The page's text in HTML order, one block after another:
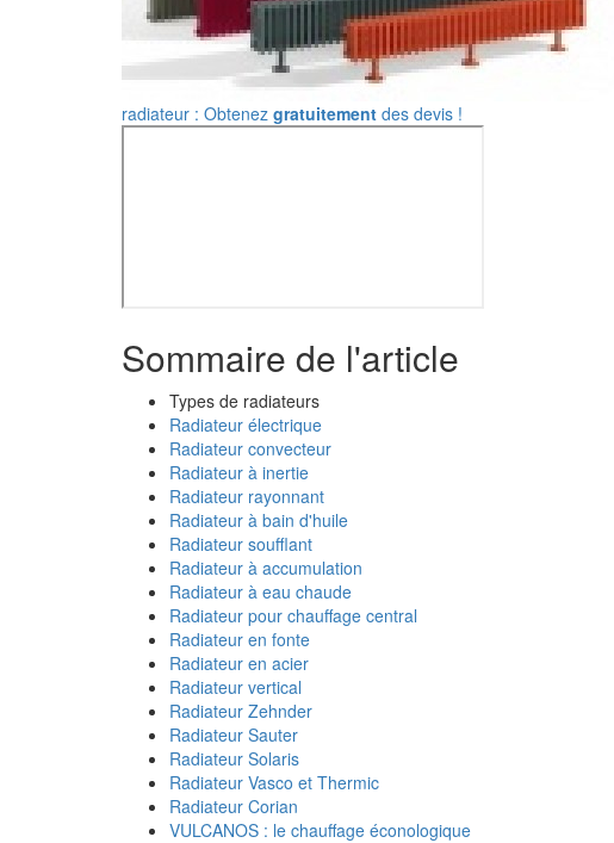
radiateur : Obtenez gratuitement des devis !
Sommaire de l'article
Types de radiateurs
Radiateur électrique
Radiateur convecteur
Radiateur à inertie
Radiateur rayonnant
Radiateur à bain d'huile
Radiateur soufflant
Radiateur à accumulation
Radiateur à eau chaude
Radiateur pour chauffage central
Radiateur en fonte
Radiateur en acier
Radiateur vertical
Radiateur Zehnder
Radiateur Sauter
Radiateur Solaris
Radiateur Vasco et Thermic
Radiateur Corian
VULCANOS : le chauffage éconologique